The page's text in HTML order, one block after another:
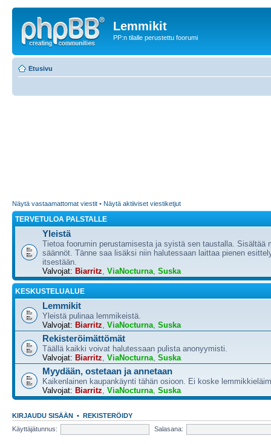
Lemmikit
PP:n tilalle perustettu foorumi
Etusivu
Näytä vastaamattomat viestit • Näytä aktiiviset viestiketjut
TERVETULOA PALSTALLE
Yleistä
Tietoa foorumin perustamisesta ja syistä sen taustalla. Sisältää
säännöt. Tänne saa lisäksi niin halutessaan laittaa pienen
itsestään.
Valvojat: Biarritz, ViaNocturna, Suska
KESKUSTELUALUE
Lemmikit
Yleistä pulinaa lemmikeistä.
Valvojat: Biarritz, ViaNocturna, Suska
Rekisteröimättömät
Täällä kaikki voivat halutessaan pulista anonyymisti.
Valvojat: Biarritz, ViaNocturna, Suska
Myydään, ostetaan ja annetaan
Kaikenlainen kaupankäynti tähän osioon. Ei koske
Valvojat: Biarritz, ViaNocturna, Suska
KIRJAUDU SISÄÄN • REKISTERÖIDY
Käyttäjätunnus:
Salasana: